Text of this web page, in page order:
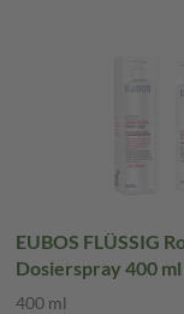
EUBOS FLÜSSIG
Dosierspray 400
400 ml